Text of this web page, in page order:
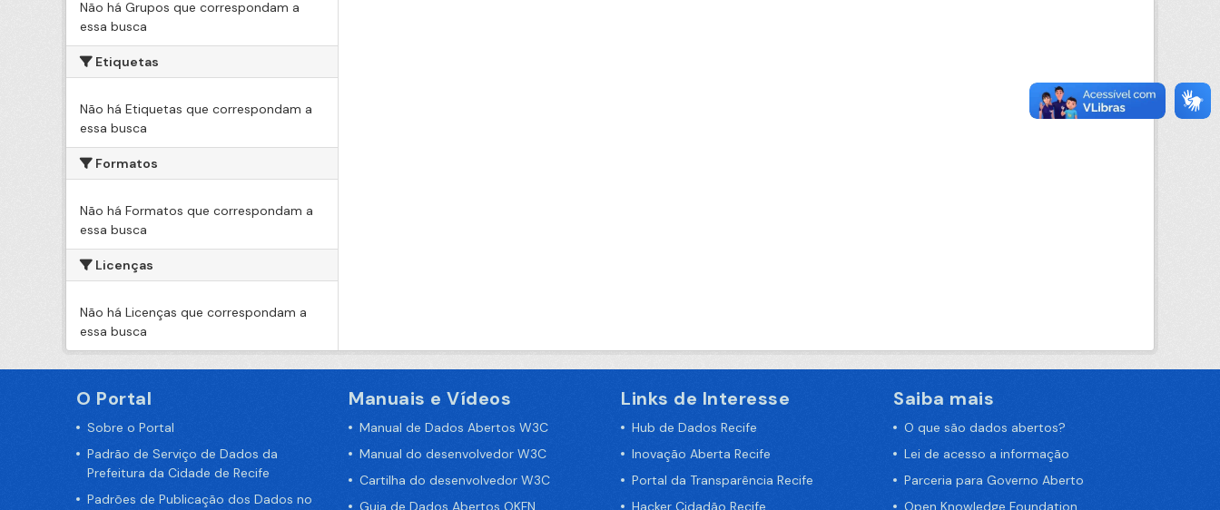
Não há Grupos que correspondam a
essa busca
Etiquetas
Não há Etiquetas que correspondam a
essa busca
Formatos
Não há Formatos que correspondam a
essa busca
Licenças
Não há Licenças que correspondam a
essa busca
O Portal
Sobre o Portal
Padrão de Serviço de Dados da
Prefeitura da Cidade de Recife
Padrões de Publicação dos Dados no
Manuais e Vídeos
Manual de Dados Abertos W3C
Manual do desenvolvedor W3C
Cartilha do desenvolvedor W3C
Guia de Dados Abertos OKFN
Links de Interesse
Hub de Dados Recife
Inovação Aberta Recife
Portal da Transparência Recife
Hacker Cidadão Recife
Saiba mais
O que são dados abertos?
Lei de acesso a informação
Parceria para Governo Aberto
Open Knowledge Foundation